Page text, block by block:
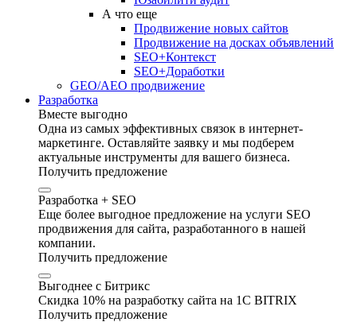
А что еще
Продвижение новых сайтов
Продвижение на досках объявлений
SEO+Контекст
SEO+Доработки
GEO/AEO продвижение
Разработка
Вместе выгодно
Одна из самых эффективных связок в интернет-
маркетинге. Оставляйте заявку и мы подберем
актуальные инструменты для вашего бизнеса.
Получить предложение
Разработка + SEO
Еще более выгодное предложение на услуги SEO
продвижения для сайта, разработанного в нашей
компании.
Получить предложение
Выгоднее с Битрикс
Скидка 10% на разработку сайта на 1C BITRIX
Получить предложение